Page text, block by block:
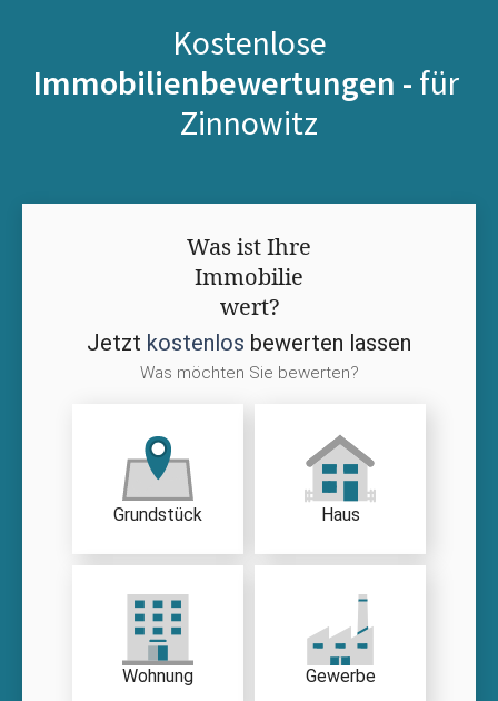
Kostenlose
Immobilienbewertungen - für
Zinnowitz
Was ist Ihre
Immobilie
wert?
Jetzt kostenlos bewerten lassen
Was möchten Sie bewerten?
Grundstück Haus
Wohnung Gewerbe